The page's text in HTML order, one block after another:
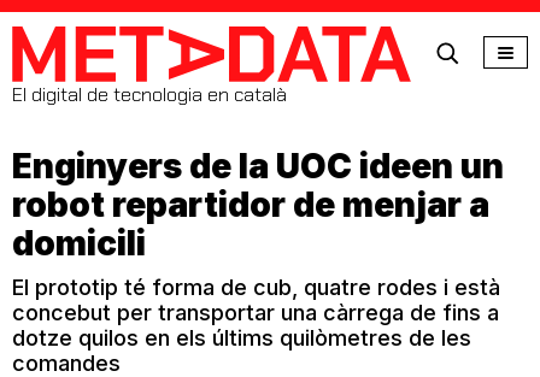
MetaData
El digital de tecnologia en català
Enginyers de la UOC ideen un
robot repartidor de menjar a
domicili
El prototip té forma de cub, quatre rodes i està
concebut per transportar una càrrega de fins a
dotze quilos en els últims quilòmetres de les
comandes